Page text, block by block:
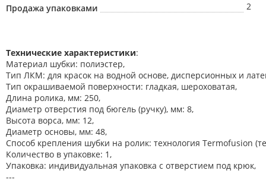
Продажа упаковками
2
Технические характеристики:
Материал шубки: полиэстер,
Тип ЛКМ: для красок на водной основе, дисперсионных и
Тип окрашиваемой поверхности: гладкая, шероховатая,
Длина ролика, мм: 250,
Диаметр отверстия под бюгель (ручку), мм: 8,
Высота ворса, мм: 12,
Диаметр основы, мм: 48,
Способ крепления шубки на ролик: технология Termofusion
Количество в упаковке: 1,
Упаковка: индивидуальная упаковка с отверстием под крюк,
---